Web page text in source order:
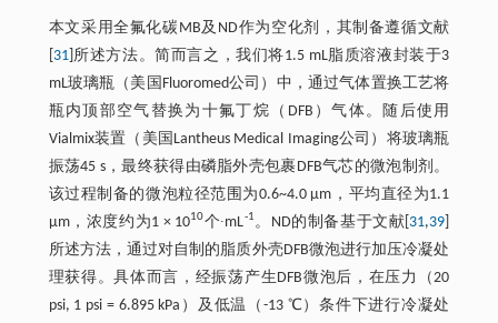
本文采用全氟化碳MB及ND作为空化剂，其制备遵循文献
31]所述方法。简而言之，我们将1.5 mL脂质溶液封装于3
mL玻璃瓶（美国Fluoromed公司）中，通过气体置换工艺将
瓶内顶部空气替换为十氟丁烷（DFB）气体。随后使用
Vialmix装置（美国Lantheus Medical Imaging公司）将玻璃瓶
振荡45 s，最终获得由磷脂外壳包裹DFB气芯的微泡制剂。
该过程制备的微泡粒径范围为0.6~4.0 μm，平均直径为1.1
μm，浓度约为1 × 1010个∙mL-1。ND的制备基于文献[ 31,39
所述方法，通过对自制的脂质外壳DFB微泡进行加压冷凝处
理获得。具体而言，经振荡产生DFB微泡后，在压力（20
psi, 1 psi = 6.895 kPa）及低温（-13 ℃）条件下进行冷凝处